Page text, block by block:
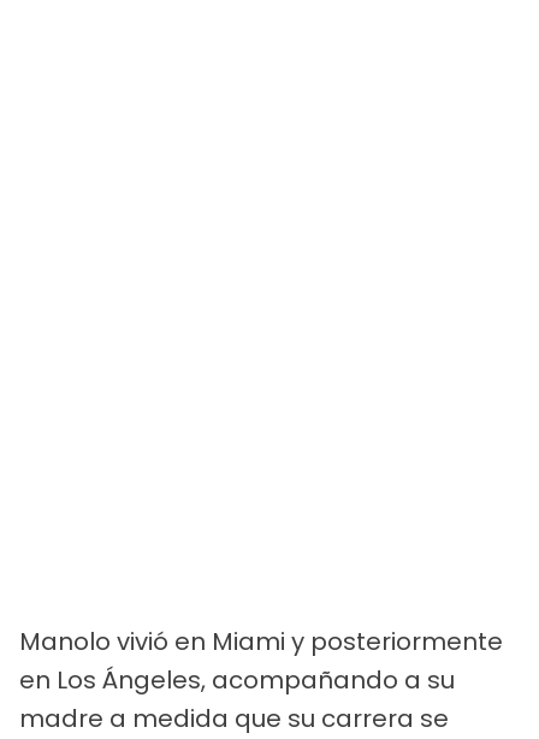
Manolo vivió en Miami y posteriormente
en Los Ángeles, acompañando a su
madre a medida que su carrera se